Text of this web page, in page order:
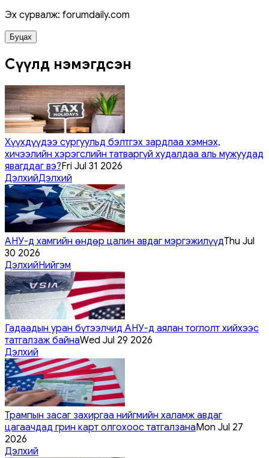
Эх сурвалж: forumdaily.com
Буцах
Сүүлд нэмэгдсэн
Хүүхдүүдээ сургуульд бэлтгэх зардлаа хэмнэх,
хичээлийн хэрэгслийн татваргүй худалдаа аль мужуудад
явагддаг вэ?Fri Jul 31 2026
ДэлхийДэлхий
АНУ-д хамгийн өндөр цалин авдаг мэргэжилүүдThu Jul
30 2026
ДэлхийНийгэм
Гадаадын уран бүтээлчид АНУ-д аялан тоглолт хийхээс
татгалзаж байнаWed Jul 29 2026
Дэлхий
Трампын засаг захиргаа нийгмийн халамж авдаг
цагаачдад грин карт олгохоос татгалзанаMon Jul 27
2026
Дэлхий